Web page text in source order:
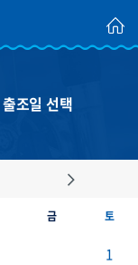
출조일 선택
금 토
1